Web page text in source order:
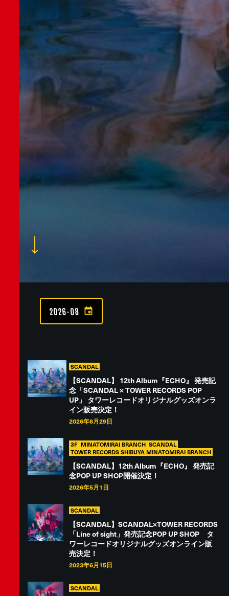
2026-08
SCANDAL
【SCANDAL】 12th Album『ECHO』 発売記
念「SCANDAL × TOWER RECORDS POP
UP」 タワーレコードオリジナルグッズオンラ
イン販売決定！
2026年6月29日
3F MINATOMIRAI BRANCH SCANDAL
TOWER RECORDS SHIBUYA MINATOMIRAI BRANCH
【SCANDAL】12th Album『ECHO』 発売記
念POP UP SHOP開催決定！
2026年5月1日
SCANDAL
【SCANDAL】SCANDAL×TOWER RECORDS
「Line of sight」発売記念POP UP SHOP タ
ワーレコードオリジナルグッズオンライン販
売決定！
2023年6月15日
SCANDAL